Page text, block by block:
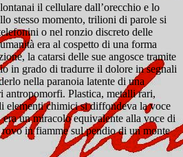
il cellulare dall’orecchio e lo
stesso momento, trilioni di parole si
o nel ronzio discreto delle
era al cospetto di una forma
la catarsi delle sue angosce tramite
in grado di tradurre il dolore in segnali
nella paranoia latente di una
antropomorfi. Plastica, metalli rari,
elementi chimici si diffondeva la voce
un miracolo equivalente alla voce di
rovo in fiamme sul pendio di un monte